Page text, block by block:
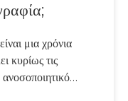
μια χρόνια
κυρίως τις